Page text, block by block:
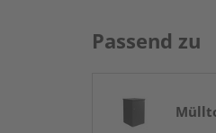
Passend zu